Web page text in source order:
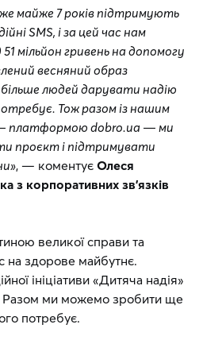
майже 7 років підтримують
SMS, і за цей час нам
мільйон гривень на допомогу
весняний образ
людей дарувати надію
Тож разом із нашим
платформою dobro.ua — ми
проєкт і підтримувати
, — коментує Олеся
з корпоративних зв’язків
великої справи та
на здорове майбутнє.
ініціативи «Дитяча надія»
Разом ми можемо зробити ще
потребує.